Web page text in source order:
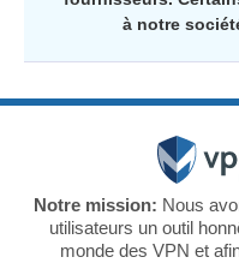
à notre
Notre mission: Nous
utilisateurs un outil
monde des VPN et